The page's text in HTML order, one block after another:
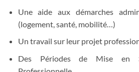
Une aide aux démarches
(logement, santé, mobilité…)
Un travail sur leur projet
Des Périodes de Mise en